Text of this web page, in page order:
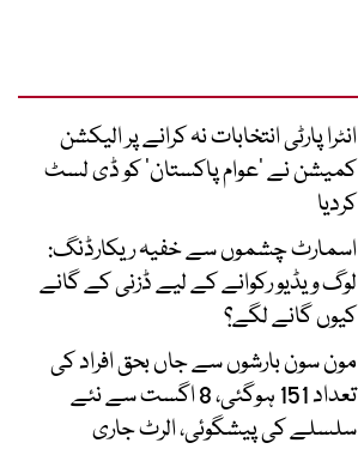
انٹرا پارٹی انتخابات نہ کرانے پر الیکشن
کمیشن نے ’عوام پاکستان‘ کو ڈی لسٹ
کردیا
اسمارٹ چشموں سے خفیہ ریکارڈنگ:
لوگ ویڈیو رکوانے کے لیے ڈزنی کے گانے
کیوں گانے لگے؟
مون سون بارشوں سے جاں بحق افراد کی
تعداد 151 ہوگئی، 8 اگست سے نئے
سلسلے کی پیشگوئی، الرٹ جاری